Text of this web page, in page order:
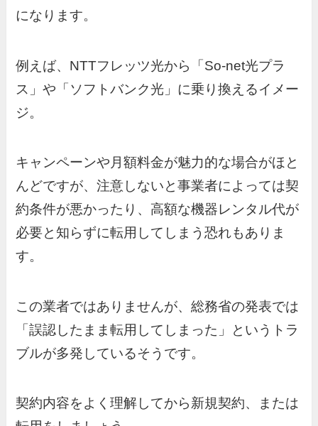
になります。
例えば、NTTフレッツ光から「So-net光プラ
ス」や「ソフトバンク光」に乗り換えるイメー
ジ。
キャンペーンや月額料金が魅力的な場合がほと
んどですが、注意しないと事業者によっては契
約条件が悪かったり、高額な機器レンタル代が
必要と知らずに転用してしまう恐れもありま
す。
この業者ではありませんが、総務省の発表では
「誤認したまま転用してしまった」というトラ
ブルが多発しているそうです。
契約内容をよく理解してから新規契約、または